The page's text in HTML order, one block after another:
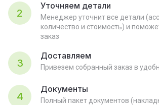
2
Уточняем детали
Менеджер уточнит все детали
количество и стоимость) и
заказ
3
Доставляем
Привезем собранный заказ в
4
Документы
Полный пакет документов